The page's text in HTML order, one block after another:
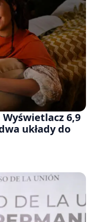
6,9
układy do